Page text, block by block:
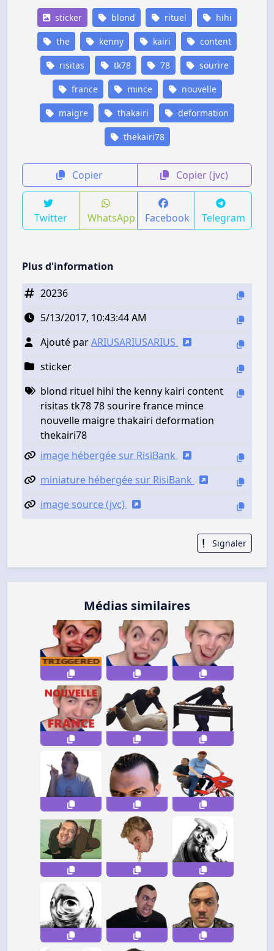
sticker blond rituel hihi
the kenny kairi content
risitas tk78 78 sourire
france mince nouvelle
maigre thakairi deformation
thekairi78
Copier Copier (jvc)
Twitter WhatsApp Facebook Telegram
Plus d'information
20236
5/13/2017, 10:43:44 AM
Ajouté parARIUSARIUSARIUS
sticker
blond rituel hihi the kenny kairi content
risitas tk78 78 sourire france mince
nouvelle maigre thakairi deformation
thekairi78
image hébergée sur RisiBank
miniature hébergée sur RisiBank
image source (jvc)
Signaler
Médias similaires